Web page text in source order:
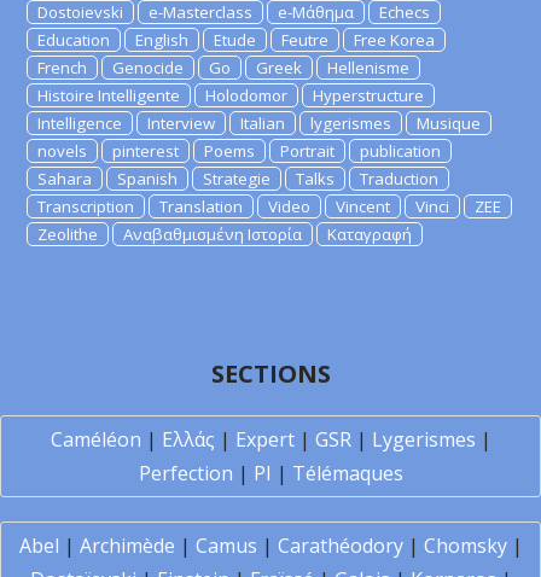
Dostoievski
e-Masterclass e-Μάθημα
Echecs
Education
English Etude Feutre
Free Korea
French
Genocide Go Greek
Hellenisme
Histoire Intelligente
Holodomor
Hyperstructure
Intelligence
Interview Italian lygerismes
Musique
novels
pinterest Poems Portrait
publication
Sahara
Spanish Strategie Talks
Traduction
Transcription
Translation Video Vincent Vinci
ZEE
Zeolithe
Αναβαθμισμένη Ιστορία Καταγραφή
SECTIONS
Caméléon | Ελλάς | Expert| GSR| Lygerismes |
Perfection | PI | Télémaques
Abel | Archimède | Camus | Carathéodory| Chomsky|